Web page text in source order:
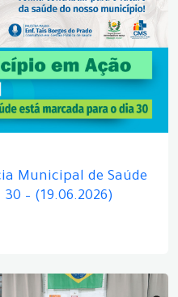
Municipal de Saúde
– (19.06.2026)